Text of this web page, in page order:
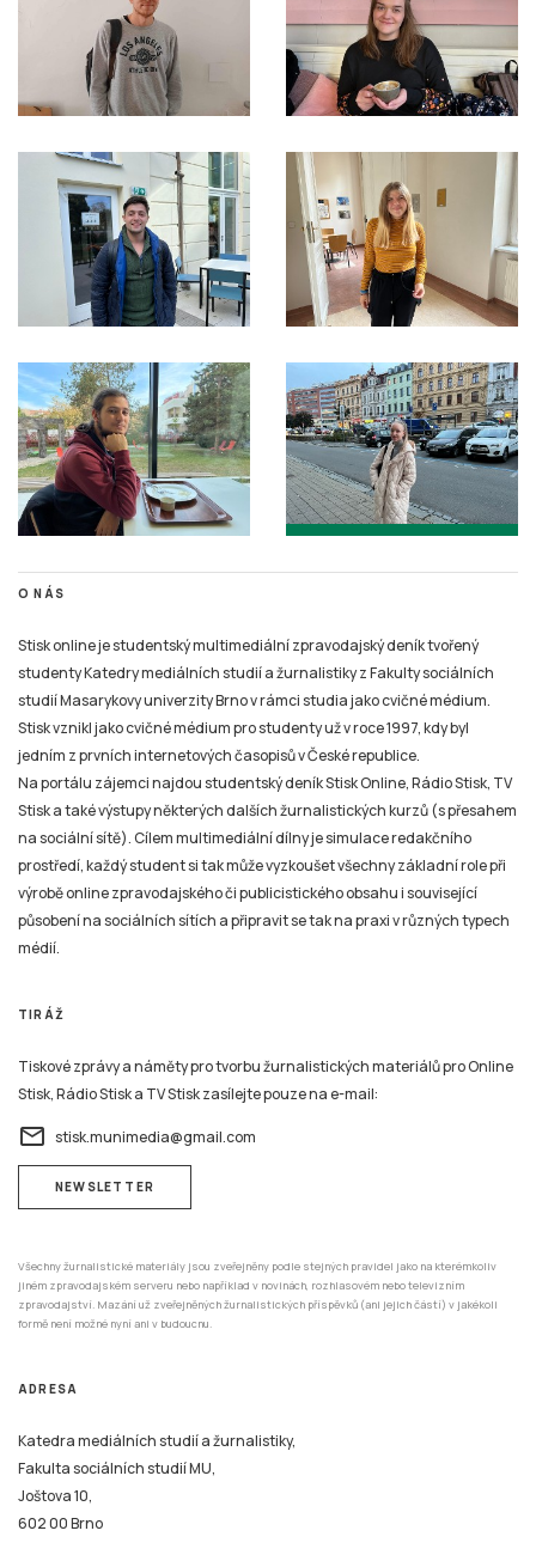
O NÁS
Stisk online je studentský multimediální zpravodajský deník tvořený
studenty Katedry mediálních studií a žurnalistiky z Fakulty sociálních
studií Masarykovy univerzity Brno v rámci studia jako cvičné médium.
Stisk vznikl jako cvičné médium pro studenty už v roce 1997, kdy byl
jedním z prvních internetových časopisů v České republice.
Na portálu zájemci najdou studentský deník Stisk Online, Rádio Stisk, TV
Stisk a také výstupy některých dalších žurnalistických kurzů (s přesahem
na sociální sítě). Cílem multimediální dílny je simulace redakčního
prostředí, každý student si tak může vyzkoušet všechny základní role při
výrobě online zpravodajského či publicistického obsahu i související
působení na sociálních sítích a připravit se tak na praxi v různých typech
médií.
TIRÁŽ
Tiskové zprávy a náměty pro tvorbu žurnalistických materiálů pro Online
Stisk, Rádio Stisk a TV Stisk zasílejte pouze na e-mail:
email stisk.munimedia@gmail.com
NEWSLETTER
Všechny žurnalistické materiály jsou zveřejněny podle stejných pravidel jako na kterémkoliv
jiném zpravodajském serveru nebo například v novinách, rozhlasovém nebo televizním
zpravodajství. Mazání už zveřejněných žurnalistických příspěvků (ani jejich částí) v jakékoli
formě není možné nyní ani v budoucnu.
ADRESA
Katedra mediálních studií a žurnalistiky,
Fakulta sociálních studií MU,
Joštova 10,
602 00 Brno